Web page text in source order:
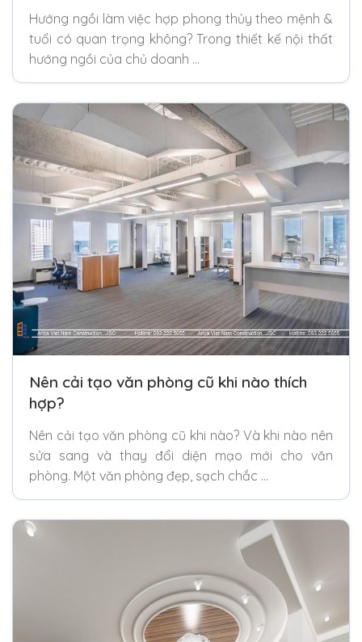
Hướng ngồi làm việc hợp phong thủy theo mệnh &
tuổi có quan trọng không? Trong thiết kế nội thất
hướng ngồi của chủ doanh …
Nên cải tạo văn phòng cũ khi nào thích
hợp?
Nên cải tạo văn phòng cũ khi nào? Và khi nào nên
sửa sang và thay đổi diện mạo mới cho văn
phòng. Một văn phòng đẹp, sạch chắc …